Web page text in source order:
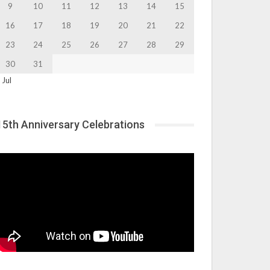
9 10 11 12 13 14
15
16
17 18 19 20 21
22
23
24 25 26 27 28
29
30
31
Jul
Anniversary Celebrations